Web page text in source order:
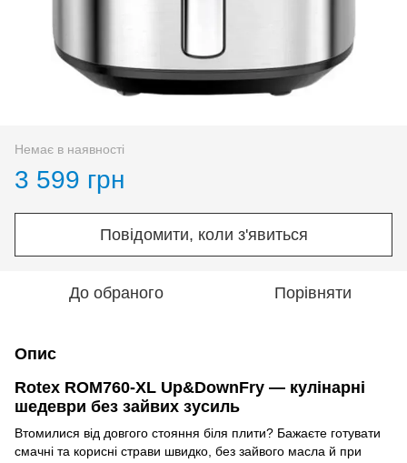
Немає в наявності
3 599 грн
Повідомити, коли з'явиться
До обраного Порівняти
Опис
Rotex ROM760-XL Up&DownFry — кулінарні
шедеври без зайвих зусиль
Втомилися від довгого стояння біля плити? Бажаєте готувати
смачні та корисні страви швидко, без зайвого масла й при